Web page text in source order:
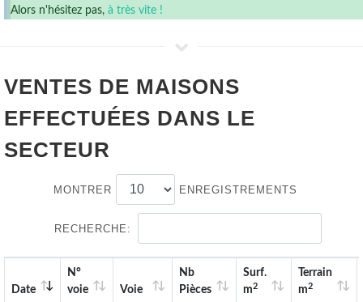
Alors n'hésitez pas, à très vite !
VENTES DE MAISONS
EFFECTUÉES DANS LE
SECTEUR
MONTRER ENREGISTREMENTS
RECHERCHE:
Date
N°
voie
Voie
Nb
Pièces
Surf.
m2
Terrain
m2